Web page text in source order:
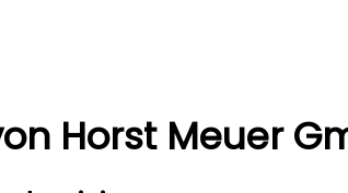
Horst Meuer